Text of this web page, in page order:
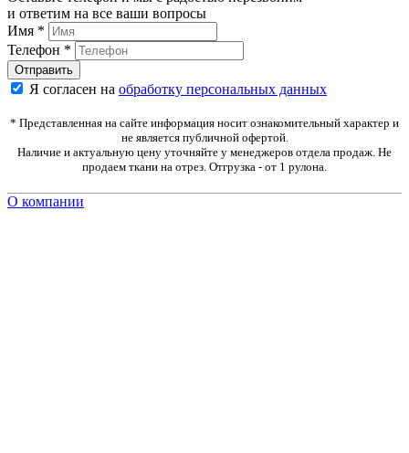
и ответим на все ваши вопросы
Имя *
Телефон *
Я согласен на обработку персональных данных
* Представленная на сайте информация носит ознакомительный характер и
не является публичной офертой.
Наличие и актуальную цену уточняйте у менеджеров отдела продаж. Не
продаем ткани на отрез. Отгрузка - от 1 рулона.
О компании